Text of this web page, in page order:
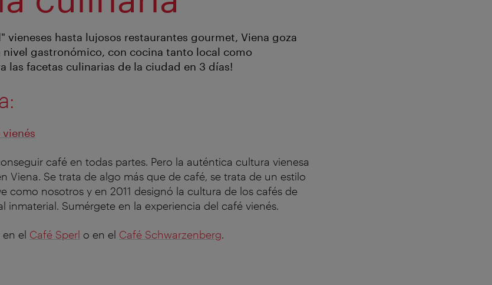
vieneses hasta lujosos restaurantes gourmet, Viena goza
nivel gastronómico, con cocina tanto local como
las facetas culinarias de la ciudad en 3 días!
café en todas partes. Pero la auténtica cultura vienesa
Viena. Se trata de algo más que de café, se trata de un estilo
como nosotros y en 2011 designó la cultura de los cafés de
inmaterial. Sumérgete en la experiencia del café vienés.
el Café Sperl o en el Café Schwarzenberg.